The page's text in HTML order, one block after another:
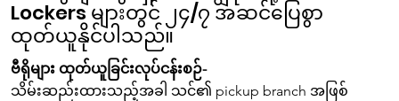
Lockers များတွင် ၂၄/၇ အဆင်ပြေစွာ
ထုတ်ယူနိုင်ပါသည်။
ဗီရိုများ ထုတ်ယူခြင်းလုပ်ငန်းစဉ်-
သိမ်းဆည်းထားသည့်အခါ သင်၏ pickup branch အဖြစ်